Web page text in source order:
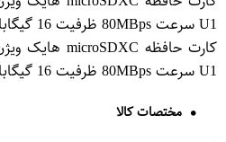
U1 سرعت 80MBps ظرفیت 16 گیگابایت بسته 10 عددی
U1 سرعت 80MBps ظرفیت 16 گیگابایت بسته 10 عددی
مختصات کالا